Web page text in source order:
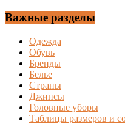
Важные разделы
Одежда
Обувь
Бренды
Белье
Страны
Джинсы
Головные уборы
Таблицы размеров и